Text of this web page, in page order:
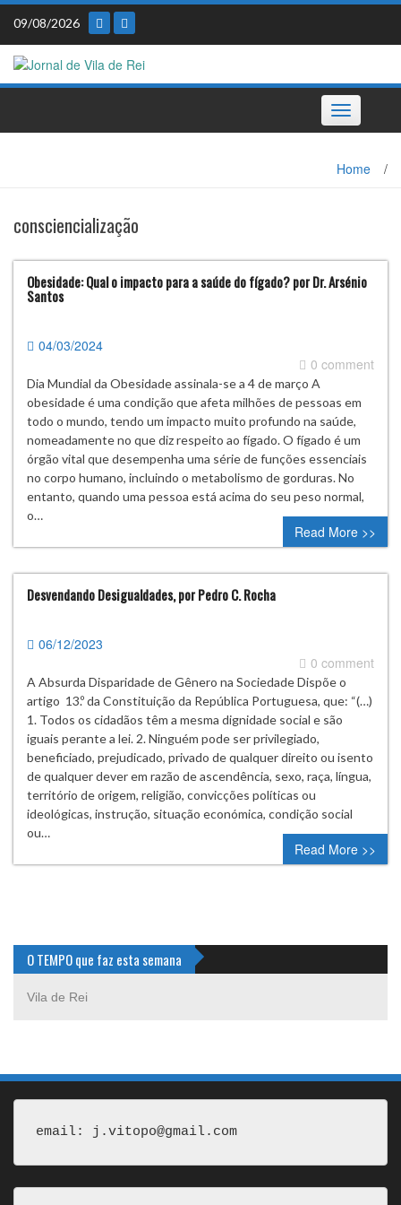
Skip
content
09/08/2026
Toggle
navigation
Home /
consciencialização
Obesidade: Qual o impacto para a saúde do fígado? por Dr. Arsénio
Santos
04/03/2024
0 comment
Dia Mundial da Obesidade assinala-se a 4 de março A
obesidade é uma condição que afeta milhões de pessoas em
todo o mundo, tendo um impacto muito profundo na saúde,
nomeadamente no que diz respeito ao fígado. O fígado é um
órgão vital que desempenha uma série de funções essenciais
no corpo humano, incluindo o metabolismo de gorduras. No
entanto, quando uma pessoa está acima do seu peso normal,
o…
Read More >>
Desvendando Desigualdades, por Pedro C. Rocha
06/12/2023
0 comment
A Absurda Disparidade de Gênero na Sociedade Dispõe o
artigo 13.º da Constituição da República Portuguesa, que: “(…)
1. Todos os cidadãos têm a mesma dignidade social e são
iguais perante a lei. 2. Ninguém pode ser privilegiado,
beneficiado, prejudicado, privado de qualquer direito ou isento
de qualquer dever em razão de ascendência, sexo, raça, língua,
território de origem, religião, convicções políticas ou
ideológicas, instrução, situação económica, condição social
ou…
Read More >>
O TEMPO que faz esta semana
Vila de Rei
email: j.vitopo@gmail.com